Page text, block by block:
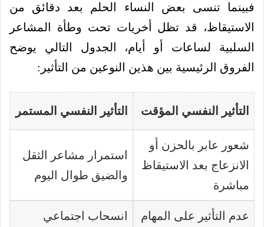
فبينما تنسى بعض النساء الحلم بعد دقائق من
الاستيقاظ، قد تظل أخريات تحت وطأة المشاعر
السلبية لساعات أو أيام، الجدول التالي يوضح
الفروق الرئيسية بين هذين النوعين من التأثير:
التأثير النفسي المؤقت التأثير النفسي المستمر
شعور عابر بالحزن أو
الانزعاج بعد الاستيقاظ
مباشرة
استمرار مشاعر الثقل
والضيق طوال اليوم
عدم التأثير على المهام
انسحاب اجتماعي